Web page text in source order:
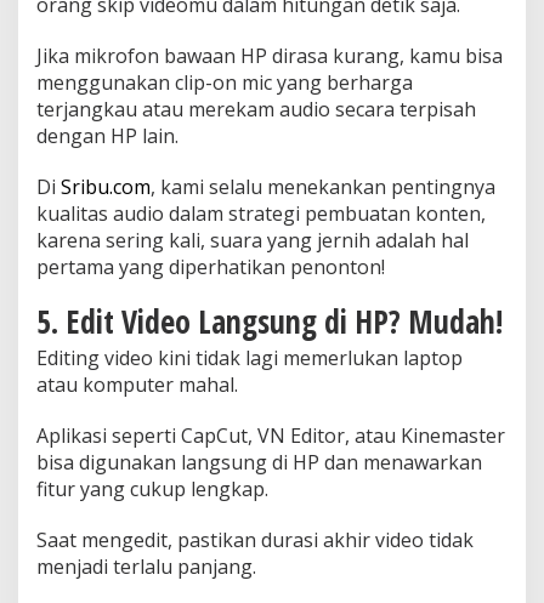
Jika mikrofon bawaan HP dirasa kurang, kamu bisa
menggunakan clip-on mic yang berharga
terjangkau atau merekam audio secara terpisah
dengan HP lain.
Di Sribu.com, kami selalu menekankan pentingnya
kualitas audio dalam strategi pembuatan konten,
karena sering kali, suara yang jernih adalah hal
pertama yang diperhatikan penonton!
5. Edit Video Langsung di HP? Mudah!
Editing video kini tidak lagi memerlukan laptop
atau komputer mahal.
Aplikasi seperti CapCut, VN Editor, atau Kinemaster
bisa digunakan langsung di HP dan menawarkan
fitur yang cukup lengkap.
Saat mengedit, pastikan durasi akhir video tidak
menjadi terlalu panjang.